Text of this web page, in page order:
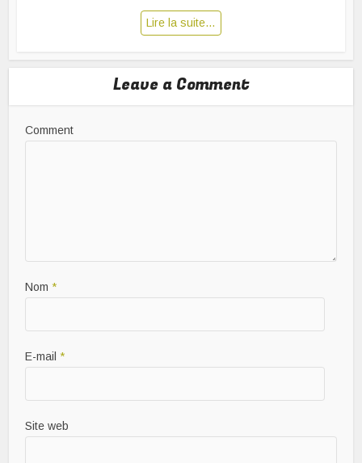
Lire la suite…
Leave a Comment
Comment
Nom*
E-mail*
Site web